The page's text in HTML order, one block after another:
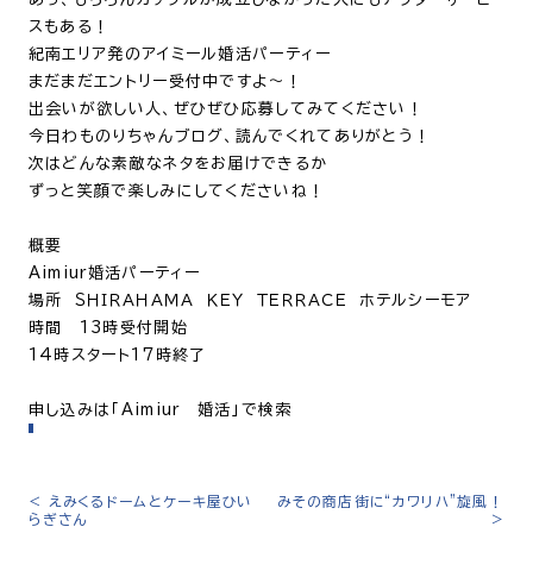
スもある！
紀南エリア発のアイミール婚活パーティー
まだまだエントリー受付中ですよ～！
出会いが欲しい人、ぜひぜひ応募してみてください！
今日わものりちゃんブログ、読んでくれてありがとう！
次はどんな素敵なネタをお届けできるか
ずっと笑顔で楽しみにしてくださいね！
概要
Aimiur婚活パーティー
場所 ＳＨＩＲＡＨＡＭＡ ＫＥＹ ＴＥＲＲＡＣＥ ホテルシーモア
時間 13時受付開始
14時スタート17時終了
申し込みは「Aimiur 婚活」で検索
投
<
えみくるドームとケーキ屋ひい
らぎさん
みその商店街に“カワリハ”旋風！
>